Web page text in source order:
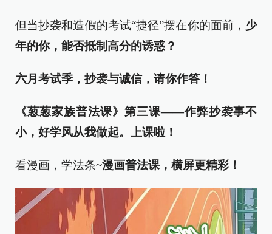
但当抄袭和造假的考试“捷径”摆在你的面前， 少
年的你，能否抵制高分的诱惑？
六月考试季，抄袭与诚信，请你作答！
《葱葱家族普法课》第三课——作弊抄袭事不
小，好学风从我做起。 上课啦！
看漫画，学法条~漫画普法课，横屏更精彩！